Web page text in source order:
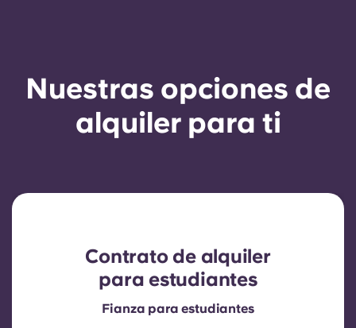
Nuestras opciones de
alquiler para ti
Contrato de alquiler
para estudiantes
Fianza para estudiantes